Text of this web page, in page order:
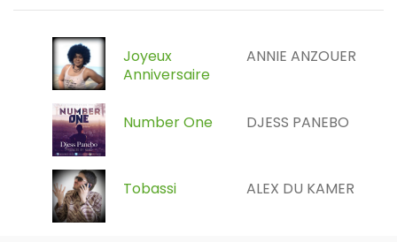
Joyeux
Anniversaire
ANNIE ANZOUER
Number One DJESS PANEBO
Tobassi ALEX DU KAMER